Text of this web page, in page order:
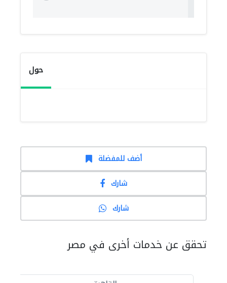
حول
أضف للمفضلة
شارك
شارك
تحقق عن خدمات أخرى في مصر